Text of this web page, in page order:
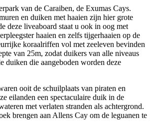
van de Caraiben, de Exumas Cays.
en duiken met haaien zijn hier grote
deze liveaboard staat u ook in oog met
haaien en zelfs tijgerhaaien op de
koraalriffen vol met zeeleven bevinden
van 25m, zodat duikers van alle niveaus
duiken die aangeboden worden deze
ooit de schuilplaats van piraten en
eilanden een spectaculaire duik in de
met verlaten stranden als achtergrond.
brengen aan Allens Cay om de leguanen te